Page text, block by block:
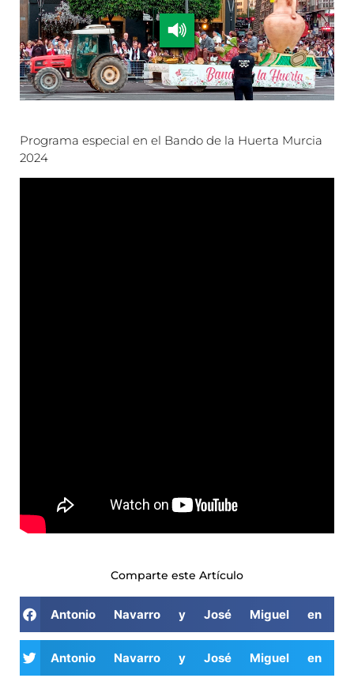
Programa especial en el Bando de la Huerta Murcia
2024
Comparte este Artículo
Antonio Navarro y José Miguel en
Antonio Navarro y José Miguel en